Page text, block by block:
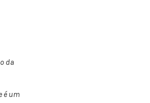
da
é um